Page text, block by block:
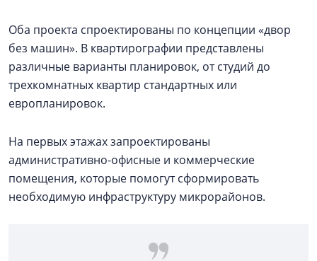
Оба проекта спроектированы по концепции «двор
без машин». В квартирографии представлены
различные варианты планировок, от студий до
трехкомнатных квартир стандартных или
европланировок.
На первых этажах запроектированы
административно-офисные и коммерческие
помещения, которые помогут сформировать
необходимую инфраструктуру микрорайонов.